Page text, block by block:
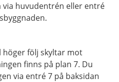
via huvudentrén eller entré
höger följ skyltar mot
finns på plan 7. Du
via entré 7 på baksidan